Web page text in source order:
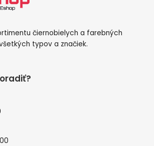
čiernobielych a farebných
typov a značiek.